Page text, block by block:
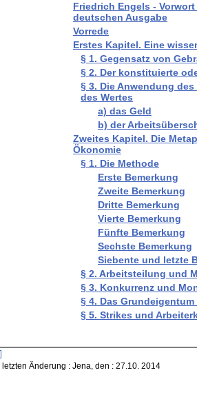
Friedrich Engels -
deutschen Ausgabe
Vorrede
Erstes Kapitel. Eine
§ 1. Gegensatz von
§ 2. Der konstituierte
§ 3. Die Anwendung
des Wertes
a) das Geld
b) der
Zweites Kapitel. Die
Ökonomie
§ 1. Die Methode
Erste Bemerkung
Zweite Bemerkung
Dritte Bemerkung
Vierte Bemerkung
Fünfte Bemerkung
Sechste Bemerkung
Siebente und letzte
§ 2. Arbeitsteilung und
§ 3. Konkurrenz und
§ 4. Das
§ 5. Strikes und
letzten Änderung : Jena, den : 27.10. 2014